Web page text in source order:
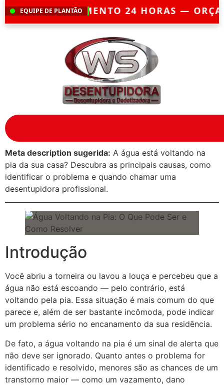
EQUIPE DE PLANTÃO
24 HORAS — ORÇAMENTO
Meta description sugerida: A água está voltando na
pia da sua casa? Descubra as principais causas, como
identificar o problema e quando chamar uma
desentupidora profissional.
Introdução
Você abriu a torneira ou lavou a louça e percebeu que a
água não está escoando — pelo contrário, está
voltando pela pia. Essa situação é mais comum do que
parece e, além de ser bastante incômoda, pode indicar
um problema sério no encanamento da sua residência.
De fato, a água voltando na pia é um sinal de alerta que
não deve ser ignorado. Quanto antes o problema for
identificado e resolvido, menores são as chances de um
transtorno maior — como um vazamento, dano